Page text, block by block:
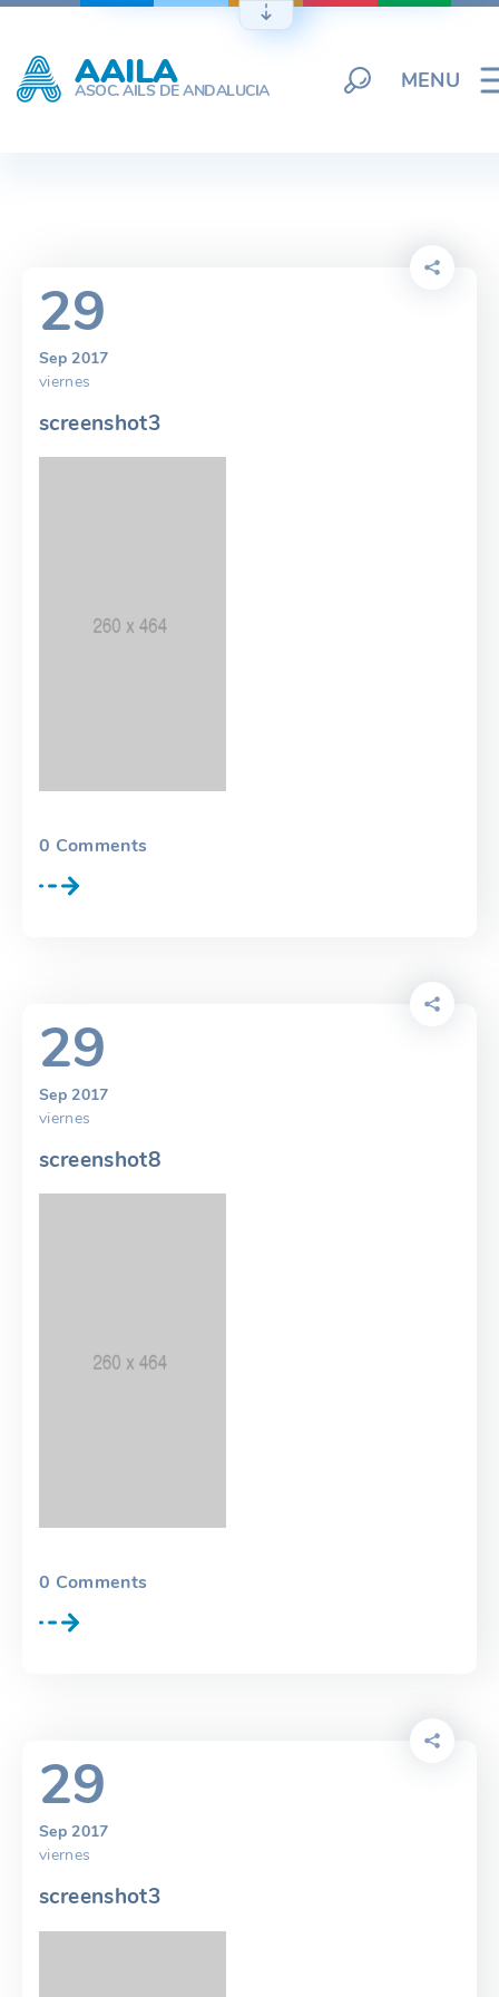
Skip
content
AAILA
ASOC. AILS DE ANDALUCIA MENU
29
Sep 2017
viernes
screenshot3
0 Comments
29
Sep 2017
viernes
screenshot8
0 Comments
29
Sep 2017
viernes
screenshot3